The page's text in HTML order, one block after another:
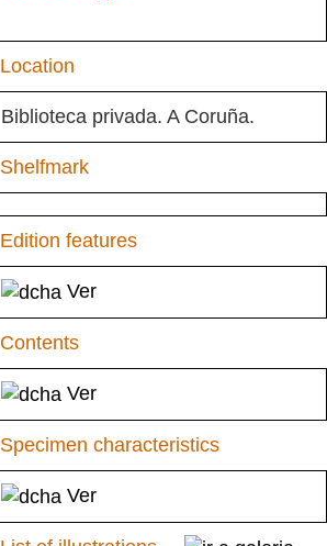
Location
Biblioteca privada. A Coruña.
Shelfmark
Edition features
Ver
Contents
Ver
Specimen characteristics
Ver